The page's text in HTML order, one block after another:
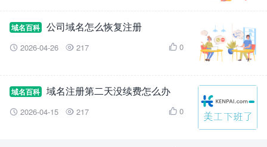
域名百科 公司域名怎么恢复注册
 2026-04-26  217  0
域名百科 域名注册第二天没续费怎么办
 2026-04-15  217  0